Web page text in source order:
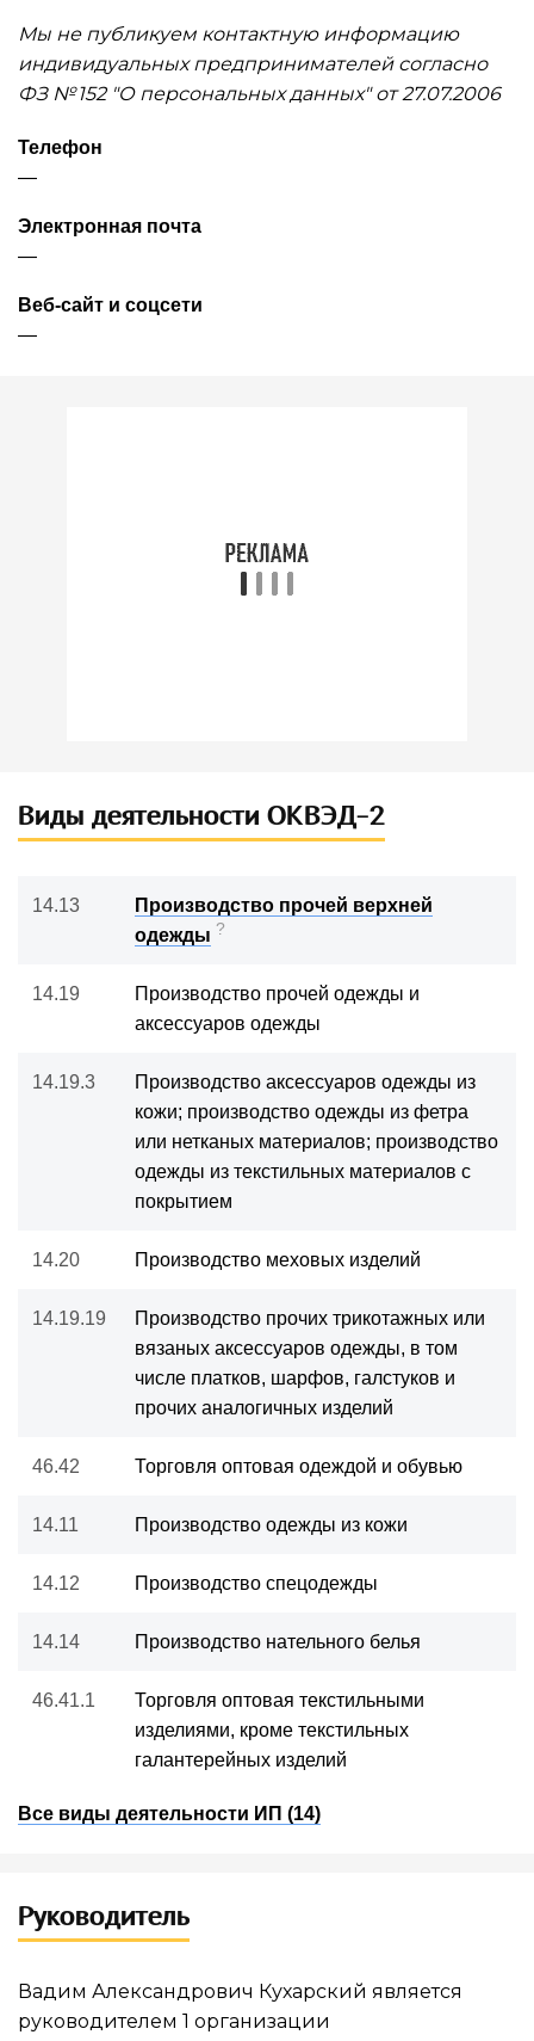
Мы не публикуем контактную информацию
индивидуальных предпринимателей согласно
ФЗ № 152 "О персональных данных" от 27.07.2006
Телефон
—
Электронная почта
—
Веб-сайт и соцсети
—
Виды деятельности ОКВЭД-2
14.13
Производство прочей верхней
одежды ?
14.19
Производство прочей одежды и
аксессуаров одежды
14.19.3
Производство аксессуаров одежды из
кожи; производство одежды из фетра
или нетканых материалов; производство
одежды из текстильных материалов с
покрытием
14.20 Производство меховых изделий
14.19.19
Производство прочих трикотажных или
вязаных аксессуаров одежды, в том
числе платков, шарфов, галстуков и
прочих аналогичных изделий
46.42 Торговля оптовая одеждой и обувью
14.11 Производство одежды из кожи
14.12 Производство спецодежды
14.14 Производство нательного белья
46.41.1
Торговля оптовая текстильными
изделиями, кроме текстильных
галантерейных изделий
Все виды деятельности ИП (14)
Руководитель
Вадим Александрович Кухарский является
руководителем 1 организации